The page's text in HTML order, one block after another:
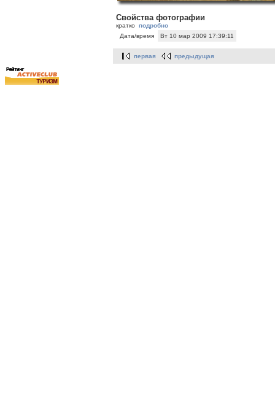
Свойства фотографии
кратко подробно
Дата/время
Вт 10 мар 2009 17:39:11
первая предыдущая